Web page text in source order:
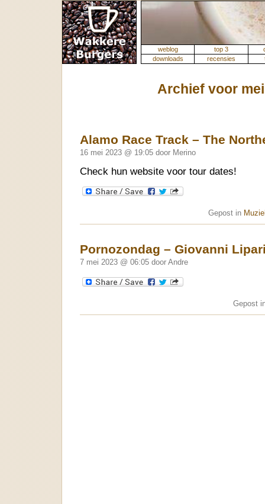
weblog top 3
downloads
recensies
Archief voor
Alamo Race Track – The
16 mei 2023 @ 19:05 door Merino
Check hun website voor tour dates!
Gepost in
Pornozondag – Giovanni
7 mei 2023 @ 06:05 door Andre
Gepost